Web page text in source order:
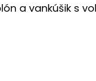
a vankúšik s